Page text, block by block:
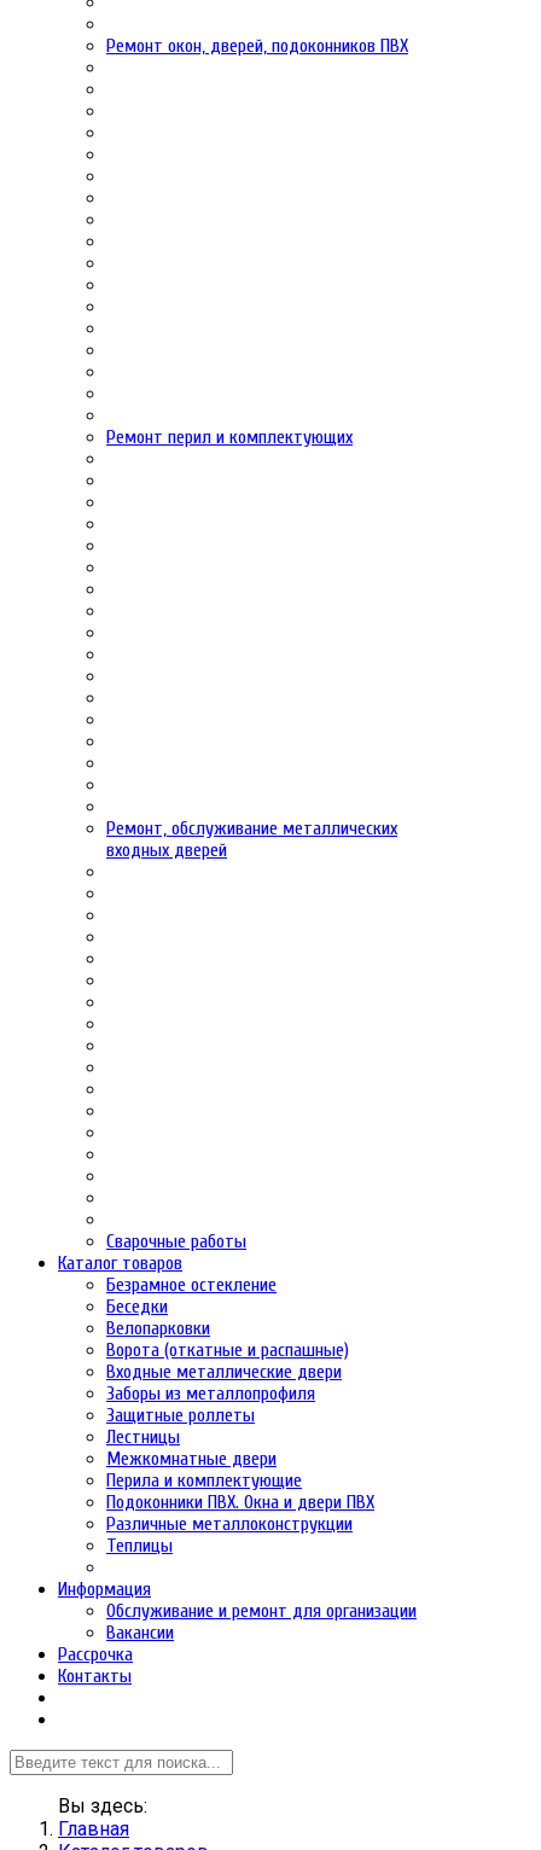
Ремонт окон, дверей, подоконников ПВХ
Ремонт перил и комплектующих
Ремонт, обслуживание металлических
входных дверей
Сварочные работы
Каталог товаров
Безрамное остекление
Беседки
Велопарковки
Ворота (откатные и распашные)
Входные металлические двери
Заборы из металлопрофиля
Защитные роллеты
Лестницы
Межкомнатные двери
Перила и комплектующие
Подоконники ПВХ. Окна и двери ПВХ
Различные металлоконструкции
Теплицы
Информация
Обслуживание и ремонт для организации
Вакансии
Рассрочка
Контакты
Вы здесь:
Главная